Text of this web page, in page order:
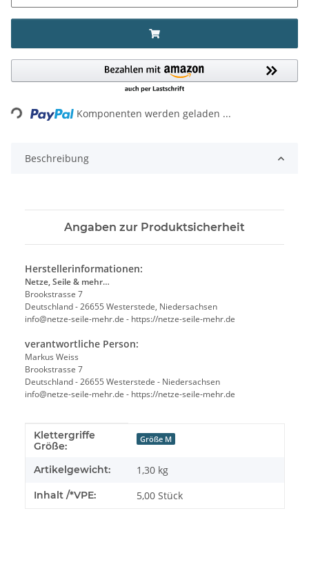
Loading... Komponenten werden geladen ...
Beschreibung
Angaben zur Produktsicherheit
Herstellerinformationen:
Netze, Seile & mehr…
Brookstrasse 7
Deutschland - 26655 Westerstede, Niedersachsen
info@netze-seile-mehr.de - https://netze-seile-mehr.de
verantwortliche Person:
Markus Weiss
Brookstrasse 7
Deutschland - 26655 Westerstede - Niedersachsen
info@netze-seile-mehr.de - https://netze-seile-mehr.de
Produkteigenschaft
Wert
Klettergriffe
Größe:
Größe M
Artikelgewicht: 1,30 kg
Inhalt /*VPE: 5,00 Stück